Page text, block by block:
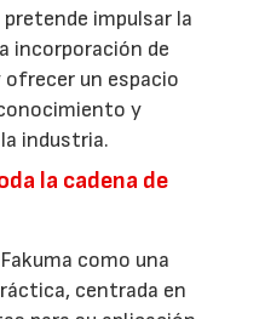
impulsar la
incorporación de
un espacio
y
industria.
la cadena de
como una
centrada en